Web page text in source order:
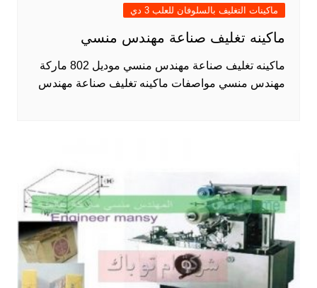
ماكينات التغليف بالسلوفان للعلب 3 دي
ماكينه تغليف صناعة مهندس منسي
ماكينه تغليف صناعة مهندس منسي موديل 802 ماركة
مهندس منسي مواصفات ماكينه تغليف صناعة مهندس